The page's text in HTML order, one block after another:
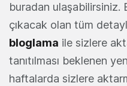
buradan ulaşabilirsiniz.
çıkacak olan tüm
bloglama ile sizlere
tanıtılması beklenen
haftalarda sizlere